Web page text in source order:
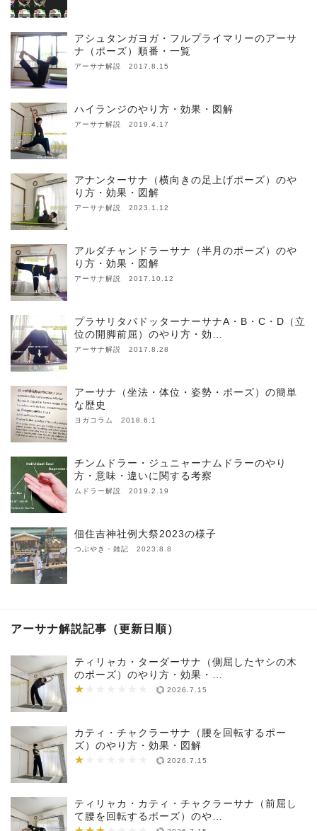
アシュタンガヨガ・フルプライマリーのアーサ
ナ（ポーズ）順番・一覧
アーサナ解説 2017.8.15
ハイランジのやり方・効果・図解
アーサナ解説 2019.4.17
アナンターサナ（横向きの足上げポーズ）のや
り方・効果・図解
アーサナ解説 2023.1.12
アルダチャンドラーサナ（半月のポーズ）のや
り方・効果・図解
アーサナ解説 2017.10.12
プラサリタパドッターナーサナA・B・C・D（立
位の開脚前屈）のやり方・効…
アーサナ解説 2017.8.28
アーサナ（坐法・体位・姿勢・ポーズ）の簡単
な歴史
ヨガコラム 2018.6.1
チンムドラー・ジュニャーナムドラーのやり
方・意味・違いに関する考察
ムドラー解説 2019.2.19
佃住吉神社例大祭2023の様子
つぶやき・雑記 2023.8.8
アーサナ解説記事（更新日順）
ティリャカ・ターダーサナ（側屈したヤシの木
のポーズ）のやり方・効果・…
★
★★★★★★★ 2026.7.15
カティ・チャクラーサナ（腰を回転するポー
ズ）のやり方・効果・図解
★
★★★★★★★ 2026.7.15
ティリャカ・カティ・チャクラーサナ（前屈し
て腰を回転するポーズ）のや…